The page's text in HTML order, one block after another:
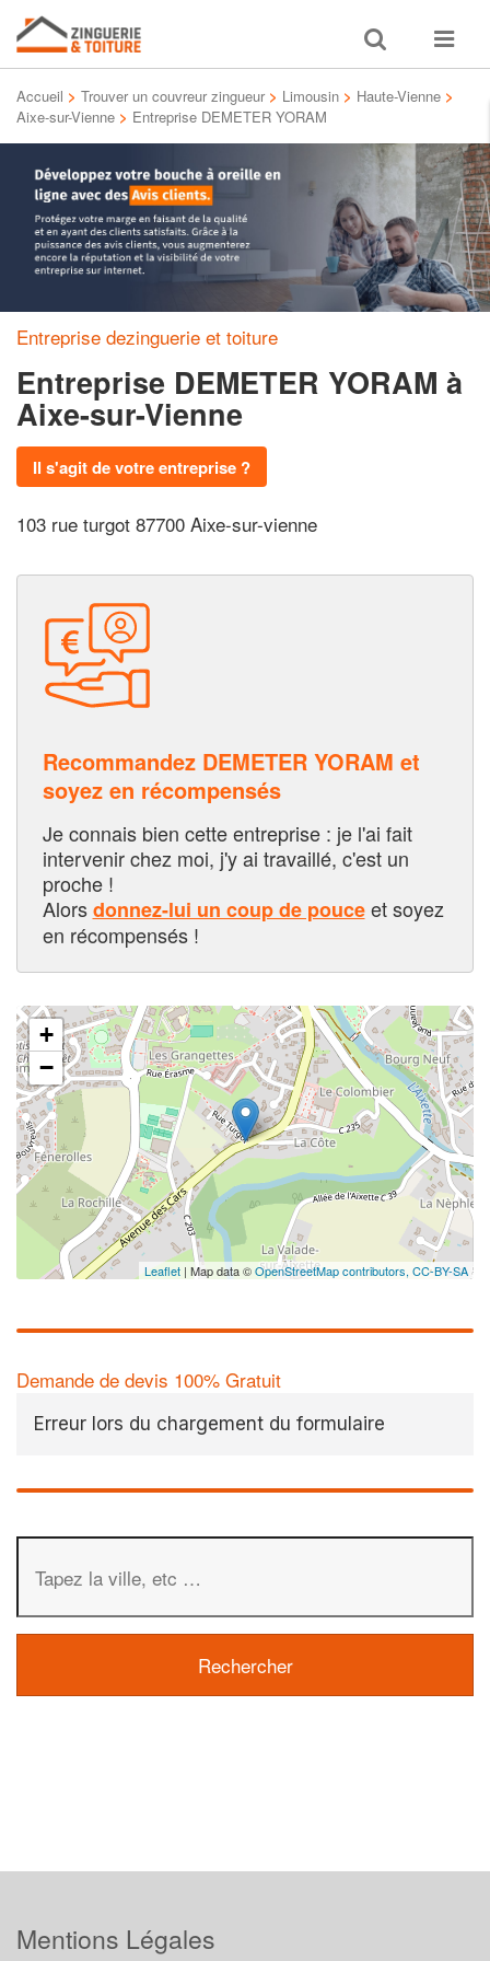
Toggle
search
Toggle
Accueil > Trouver un couvreur zingueur > Limousin > Haute-Vienne >
Aixe-sur-Vienne > Entreprise DEMETER YORAM
Entreprise dezinguerie et toiture
Entreprise DEMETER YORAM à
Aixe-sur-Vienne
Il s'agit de votre entreprise ?
103 rue turgot 87700 Aixe-sur-vienne
Recommandez DEMETER YORAM et
soyez en récompensés
Je connais bien cette entreprise : je l'ai fait
intervenir chez moi, j'y ai travaillé, c'est un
proche !
Alorsdonnez-lui un coup de pouceet soyez
en récompensés !
+
−
Leaflet | Map data ©OpenStreetMap contributors, CC-BY-SA
Demande de devis 100% Gratuit
Erreur lors du chargement du formulaire
Mentions Légales